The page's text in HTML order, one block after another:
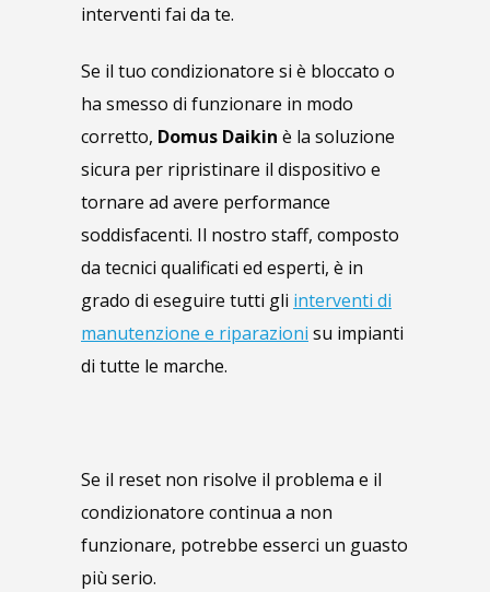
interventi fai da te.
Se il tuo condizionatore si è bloccato o
ha smesso di funzionare in modo
corretto, Domus Daikin è la soluzione
sicura per ripristinare il dispositivo e
tornare ad avere performance
soddisfacenti. Il nostro staff, composto
da tecnici qualificati ed esperti, è in
grado di eseguire tutti gli interventi di
manutenzione e riparazioni su impianti
di tutte le marche.
Se il reset non risolve il problema e il
condizionatore continua a non
funzionare, potrebbe esserci un guasto
più serio.